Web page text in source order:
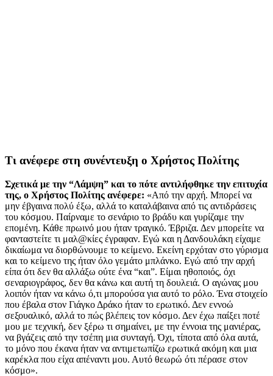
Τι ανέφερε στη συνέντευξη ο Χρήστος Πολίτης
Σχετικά με την “Λάμψη” και το πότε αντιλήφθηκε την επιτυχία
της, ο Χρήστος Πολίτης ανέφερε: «Από την αρχή. Μπορεί να
μην έβγαινα πολύ έξω, αλλά το καταλάβαινα από τις αντιδράσεις
του κόσμου. Παίρναμε το σενάριο το βράδυ και γυρίζαμε την
επομένη. Κάθε πρωινό μου ήταν τραγικό. Έβριζα. Δεν μπορείτε να
φανταστείτε τι μαλ@κίες έγραφαν. Εγώ και η Δανδουλάκη είχαμε
δικαίωμα να διορθώνουμε το κείμενο. Εκείνη ερχόταν στο γύρισμα
και το κείμενο της ήταν όλο γεμάτο μπλάνκο. Εγώ από την αρχή
είπα ότι δεν θα αλλάξω ούτε ένα “και”. Είμαι ηθοποιός, όχι
σεναριογράφος, δεν θα κάνω και αυτή τη δουλειά. Ο αγώνας μου
λοιπόν ήταν να κάνω ό,τι μπορούσα για αυτό το ρόλο. Ένα στοιχείο
που έβαλα στον Γιάγκο Δράκο ήταν το ερωτικό. Δεν εννοώ
σεξουαλικό, αλλά το πώς βλέπεις τον κόσμο. Δεν έχω παίξει ποτέ
μου με τεχνική, δεν ξέρω τι σημαίνει, με την έννοια της μανιέρας,
να βγάζεις από την τσέπη μια συνταγή. Όχι, τίποτα από όλα αυτά,
το μόνο που έκανα ήταν να αντιμετωπίζω ερωτικά ακόμη και μια
καρέκλα που είχα απέναντι μου. Αυτό θεωρώ ότι πέρασε στον
κόσμο».